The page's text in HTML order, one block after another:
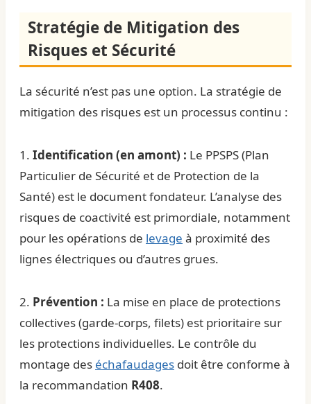
Stratégie de Mitigation des
Risques et Sécurité
La sécurité n’est pas une option. La stratégie de
mitigation des risques est un processus continu :
1. Identification (en amont) : Le PPSPS (Plan
Particulier de Sécurité et de Protection de la
Santé) est le document fondateur. L’analyse des
risques de coactivité est primordiale, notamment
pour les opérations de levage à proximité des
lignes électriques ou d’autres grues.
2. Prévention : La mise en place de protections
collectives (garde-corps, filets) est prioritaire sur
les protections individuelles. Le contrôle du
montage des échafaudages doit être conforme à
la recommandation R408.